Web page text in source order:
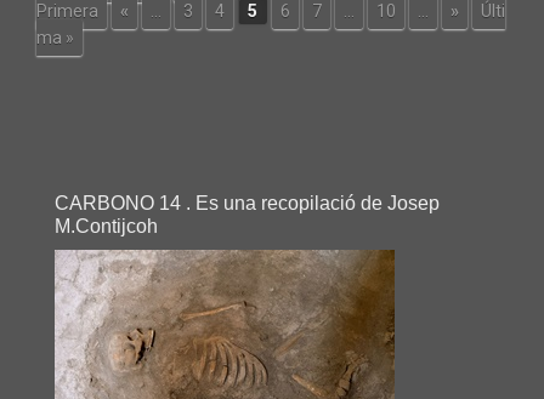
Primera
« ... 3 4 5 6 7 ... 10 ... »
Últi
ma »
CARBONO 14 . Es una recopilació de Josep
M.Contijcoh